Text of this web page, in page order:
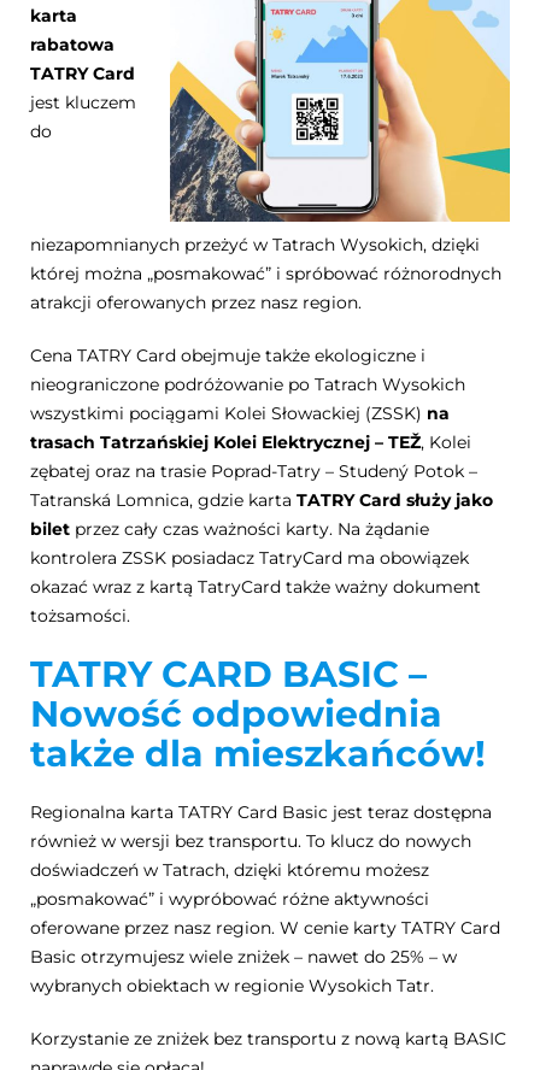
karta
rabatowa
TATRY Card
jest kluczem
do
niezapomnianych przeżyć w Tatrach Wysokich, dzięki
której można „posmakować” i spróbować różnorodnych
atrakcji oferowanych przez nasz region.
Cena TATRY Card obejmuje także ekologiczne i
nieograniczone podróżowanie po Tatrach Wysokich
wszystkimi pociągami Kolei Słowackiej (ZSSK) na
trasach Tatrzańskiej Kolei Elektrycznej – TEŽ, Kolei
zębatej oraz na trasie Poprad-Tatry – Studený Potok –
Tatranská Lomnica, gdzie karta TATRY Card służy jako
bilet przez cały czas ważności karty. Na żądanie
kontrolera ZSSK posiadacz TatryCard ma obowiązek
okazać wraz z kartą TatryCard także ważny dokument
tożsamości.
TATRY CARD BASIC –
Nowość odpowiednia
także dla mieszkańców!
Regionalna karta TATRY Card Basic jest teraz dostępna
również w wersji bez transportu. To klucz do nowych
doświadczeń w Tatrach, dzięki któremu możesz
„posmakować” i wypróbować różne aktywności
oferowane przez nasz region. W cenie karty TATRY Card
Basic otrzymujesz wiele zniżek – nawet do 25% – w
wybranych obiektach w regionie Wysokich Tatr.
Korzystanie ze zniżek bez transportu z nową kartą BASIC